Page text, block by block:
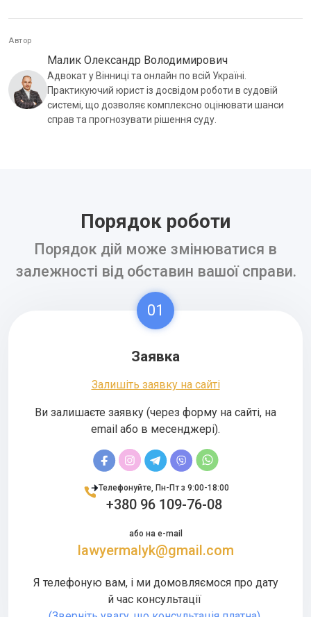
Автор
Малик Олександр Володимирович
Адвокат у Вінниці та онлайн по всій Україні.
Практикуючий юрист із досвідом роботи в судовій
системі, що дозволяє комплексно оцінювати шанси
справ та прогнозувати рішення суду.
Порядок роботи
Порядок дій може змінюватися в
залежності від обставин вашої справи.
01
Заявка
Залишіть заявку на сайті
Ви залишаєте заявку (через форму на сайті, на
email або в месенджері).
Телефонуйте, Пн-Пт з 9:00-18:00
+380 96 109-76-08
або на e-mail
lawyermalyk@gmail.com
Я телефоную вам, і ми домовляємося про дату
й час консультації